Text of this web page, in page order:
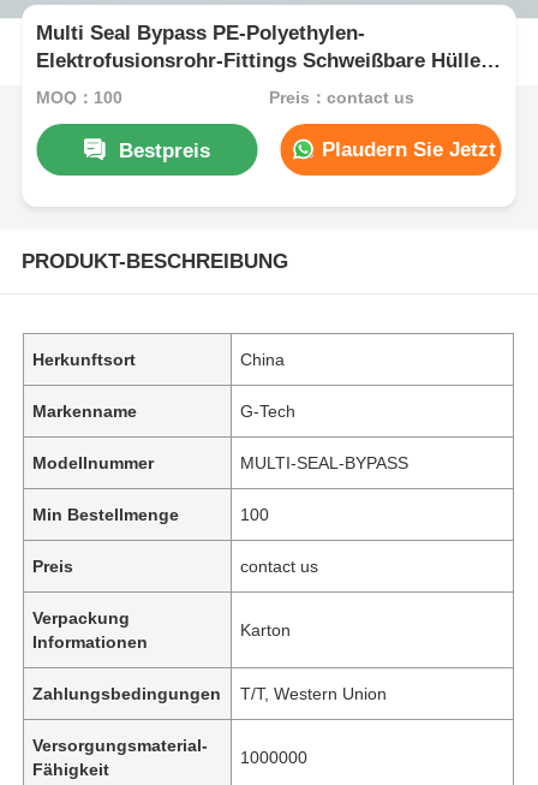
Multi Seal Bypass PE-Polyethylen-
Elektrofusionsrohr-Fittings Schweißbare Hülle /
Gelenk
MOQ：100 Preis：contact us
Bestpreis Plaudern Sie Jetzt
PRODUKT-BESCHREIBUNG
Herkunftsort China
Markenname G-Tech
Modellnummer MULTI-SEAL-BYPASS
Min Bestellmenge 100
Preis contact us
Verpackung
Informationen
Karton
Zahlungsbedingungen T/T, Western Union
Versorgungsmaterial-
Fähigkeit
1000000